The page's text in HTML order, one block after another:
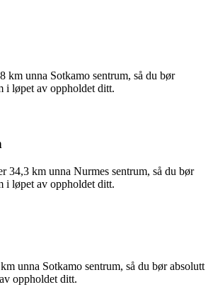
km unna Sotkamo sentrum, så du bør
i løpet av oppholdet ditt.
34,3 km unna Nurmes sentrum, så du bør
i løpet av oppholdet ditt.
unna Sotkamo sentrum, så du bør absolutt
oppholdet ditt.